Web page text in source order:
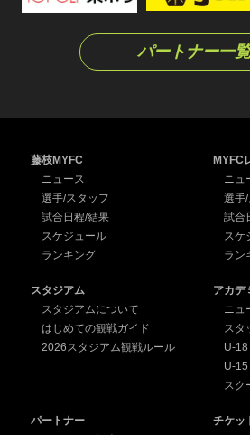
パートナー一覧
藤枝MYFC
ニュース
選手/スタッフ
試合日程/結果
スケジュール
ランキング
MYFC
ニュ
選手
試合
スケ
ラン
スタジアム
スタジアムについて
はじめての観戦ガイド
2026スタジアム観戦ルール
アカデ
ニュ
スタ
U-18
U-15
スク
パートナー
チケッ